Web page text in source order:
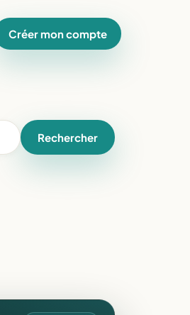
Créer mon compte
Rechercher